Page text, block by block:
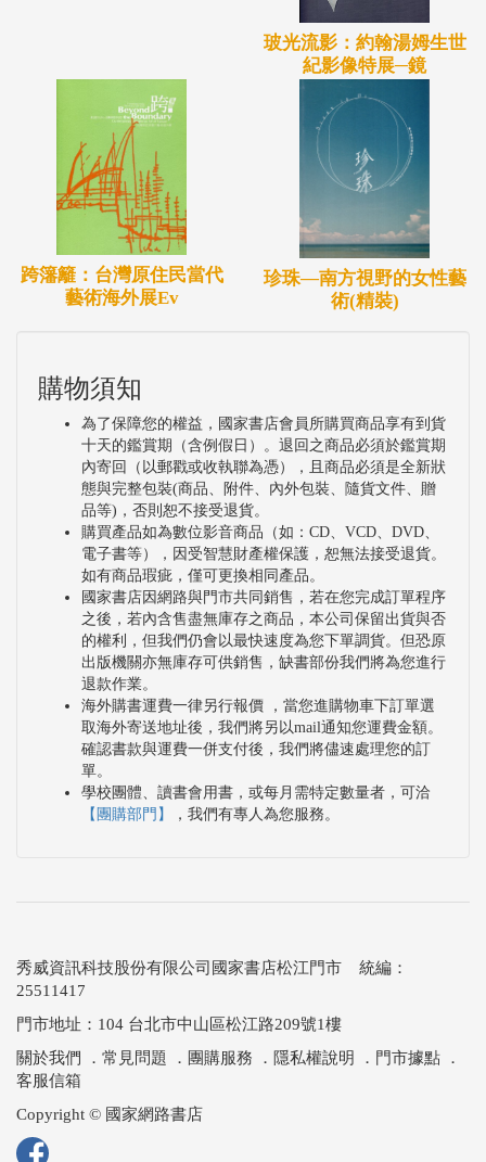
玻光流影：約翰湯姆生世
紀影像特展─鏡
跨籓籬：台灣原住民當代
藝術海外展Ev
珍珠—南方視野的女性藝
術(精裝)
購物須知
為了保障您的權益，國家書店會員所購買商品享有到貨
十天的鑑賞期（含例假日）。退回之商品必須於鑑賞期
內寄回（以郵戳或收執聯為憑），且商品必須是全新狀
態與完整包裝(商品、附件、內外包裝、隨貨文件、贈
品等)，否則恕不接受退貨。
購買產品如為數位影音商品（如：CD、VCD、DVD、
電子書等），因受智慧財產權保護，恕無法接受退貨。
如有商品瑕疵，僅可更換相同產品。
國家書店因網路與門市共同銷售，若在您完成訂單程序
之後，若內含售盡無庫存之商品，本公司保留出貨與否
的權利，但我們仍會以最快速度為您下單調貨。但恐原
出版機關亦無庫存可供銷售，缺書部份我們將為您進行
退款作業。
海外購書運費一律另行報價 ，當您進購物車下訂單選
取海外寄送地址後，我們將另以mail通知您運費金額。
確認書款與運費一併支付後，我們將儘速處理您的訂
單。
學校團體、讀書會用書，或每月需特定數量者，可洽
【團購部門】
，我們有專人為您服務。
秀威資訊科技股份有限公司國家書店松江門市 統編：
25511417
門市地址：104 台北市中山區松江路209號1樓
關於我們
． 常見問題 ． 團購服務 ． 隱私權說明 ． 門市據點 ．
客服信箱
Copyright © 國家網路書店